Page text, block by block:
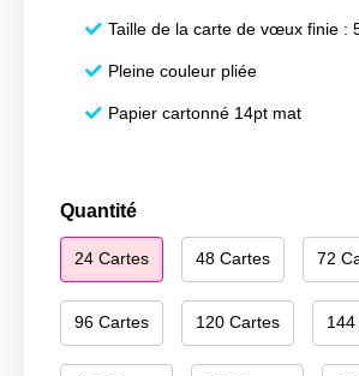
Taille de la carte de vœux finie :
Pleine couleur pliée
Papier cartonné 14pt mat
Quantité
24 Cartes 48 Cartes 72
96 Cartes 120 Cartes
quantité
de
Happy
Year
084